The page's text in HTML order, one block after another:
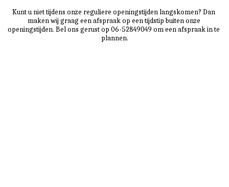
Kunt u niet tijdens onze reguliere openingstijden langskomen? Dan
maken wij graag een afspraak op een tijdstip buiten onze
openingstijden. Bel ons gerust op 06-52849049 om een afspraak in te
plannen.